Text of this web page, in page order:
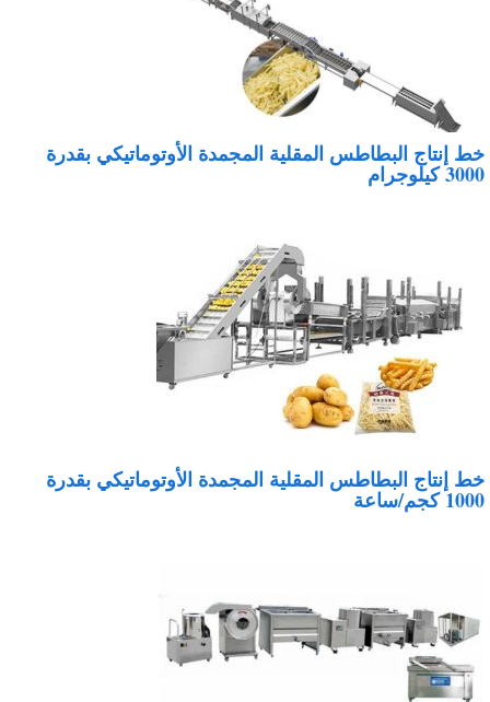
إنتاج البطاطس المقلية المجمدة الأوتوماتيكي بقدرة
كيلوجرام
إنتاج البطاطس المقلية المجمدة الأوتوماتيكي بقدرة
كجم/ساعة